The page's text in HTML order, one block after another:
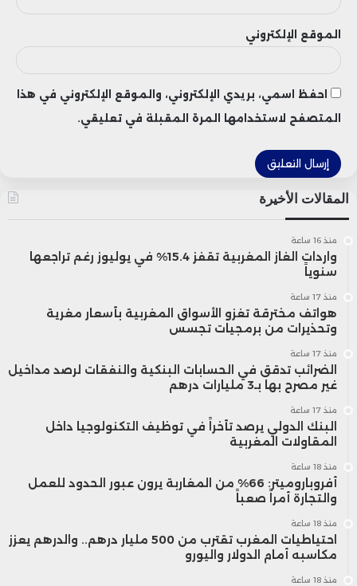
ملايين طن، بالنظر إلى وجود صفقات دون
حدود الإبلاغ أو لوجهات غير معلنة.
على الرغم من هذه التطورات الإيجابية نسبيًا،
شيكاغو لليوم الثالث، وسط مخاوف من عدم
وفي تفاصيل حركة السفن، كانت «توكوغاوا»
قيد التحميل يوم الثلاثاء، بينما تستعد
«كاتاجالان بريف» للمغادرة خلال الأيام المقبلة،
إضافةً إلى أربع سفن أخرى ستنضم إلى
الشحن خلال الأسبوعين القادمين.
كما شهدت موانئ أميركية انطلاق أول شحنات
ذرة إلى الصين منذ مارس، مع تحميل «Bungo
Navigator».
الموقع الإلكتروني
احفظ اسمي، بريدي الإلكتروني، والموقع الإلكتروني في هذا
المتصفح لاستخدامها المرة المقبلة في تعليقي.
المقالات الأخيرة
منذ 16 ساعة
واردات الغاز المغربية تقفز 15.4% في يوليوز رغم تراجعها
سنوياً
منذ 17 ساعة
هواتف مخترقة تغزو الأسواق المغربية بأسعار مغرية
وتحذيرات من برمجيات تجسس
منذ 17 ساعة
الضرائب تدقق في الحسابات البنكية والنفقات لرصد مداخيل
غير مصرح بها بـ3 مليارات درهم
منذ 17 ساعة
البنك الدولي يرصد تأخراً في توظيف التكنولوجيا داخل
المقاولات المغربية
منذ 18 ساعة
أفروباروميتر: 66% من المغاربة يرون عبور الحدود للعمل
والتجارة أمراً صعباً
منذ 18 ساعة
احتياطيات المغرب تقترب من 500 مليار درهم.. والدرهم يعزز
مكاسبه أمام الدولار واليورو
منذ 18 ساعة